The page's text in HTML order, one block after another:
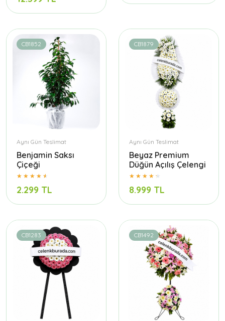
CB1852
Aynı Gün Teslimat
Benjamin Saksı
Çiçeği
2.299 TL
CB1879
Aynı Gün Teslimat
Beyaz Premium
Düğün Açılış Çelengi
8.999 TL
CB1283 CB1492